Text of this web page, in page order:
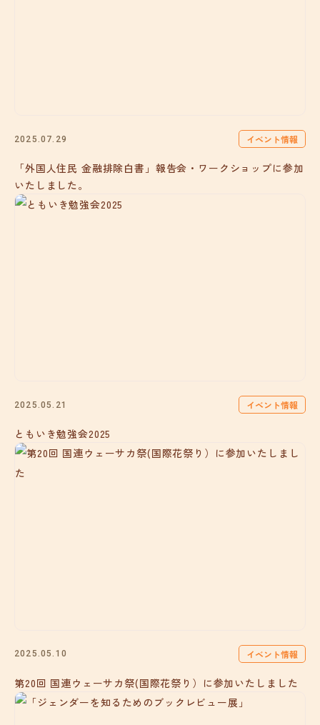
2025.07.29 イベント情報
「外国人住民 金融排除白書」報告会・ワークショップに参加
いたしました。
2025.05.21 イベント情報
ともいき勉強会2025
2025.05.10 イベント情報
第20回 国連ウェーサカ祭(国際花祭り）に参加いたしました